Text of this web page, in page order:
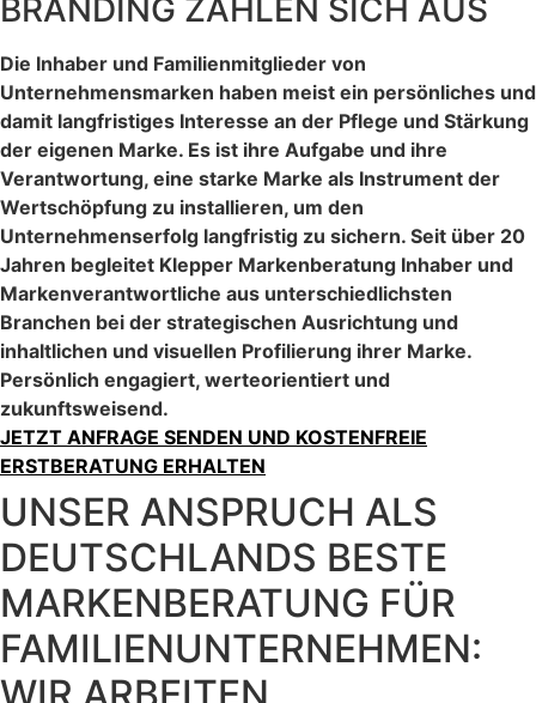
BRANDING ZAHLEN SICH AUS
Die Inhaber und Familienmitglieder von
Unternehmensmarken haben meist ein persönliches und
damit langfristiges Interesse an der Pflege und Stärkung
der eigenen Marke. Es ist ihre Aufgabe und ihre
Verantwortung, eine starke Marke als Instrument der
Wertschöpfung zu installieren, um den
Unternehmenserfolg langfristig zu sichern. Seit über 20
Jahren begleitet Klepper Markenberatung Inhaber und
Markenverantwortliche aus unterschiedlichsten
Branchen bei der strategischen Ausrichtung und
inhaltlichen und visuellen Profilierung ihrer Marke.
Persönlich engagiert, werteorientiert und
zukunftsweisend.
JETZT ANFRAGE SENDEN UND KOSTENFREIE
ERSTBERATUNG ERHALTEN
UNSER ANSPRUCH ALS
DEUTSCHLANDS BESTE
MARKENBERATUNG FÜR
FAMILIENUNTERNEHMEN: